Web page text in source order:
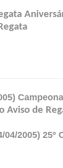
Aviso de
04/2005)